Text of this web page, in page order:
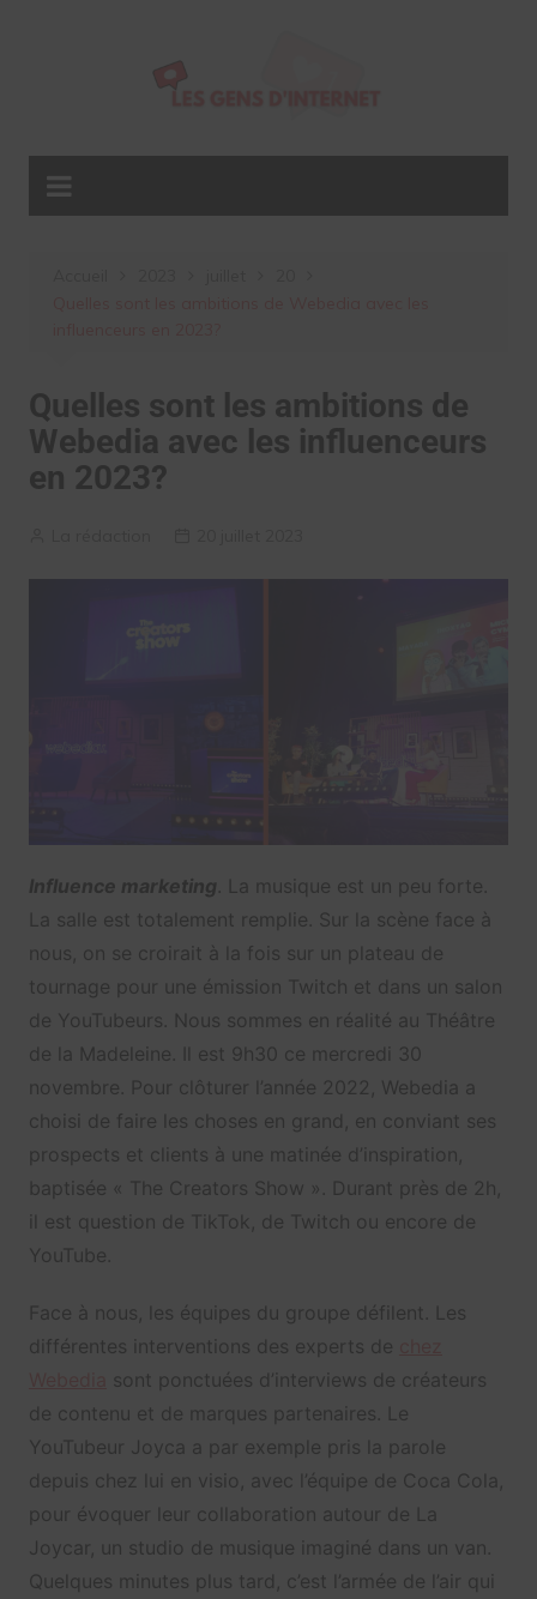
Quelles sont les ambitions de
Webedia avec les influenceurs
en 2023?
Influence marketing . La musique est un peu forte.
La salle est totalement remplie. Sur la scène face à
nous, on se croirait à la fois sur un plateau de
tournage pour une émission Twitch et dans un salon
de YouTubeurs. Nous sommes en réalité au Théâtre
de la Madeleine. Il est 9h30 ce mercredi 30
novembre. Pour clôturer l’année 2022, Webedia a
choisi de faire les choses en grand, en conviant ses
prospects et clients à une matinée d’inspiration,
baptisée « The Creators Show ». Durant près de 2h,
il est question de TikTok, de Twitch ou encore de
YouTube.
Face à nous, les équipes du groupe défilent. Les
différentes interventions des experts de
sont ponctuées d’interviews de créateurs
de contenu et de marques partenaires. Le
YouTubeur Joyca a par exemple pris la parole
depuis chez lui en visio, avec l’équipe de Coca Cola,
pour évoquer leur collaboration autour de La
Joycar, un studio de musique imaginé dans un van.
Quelques minutes plus tard, c’est l’armée de l’air qui